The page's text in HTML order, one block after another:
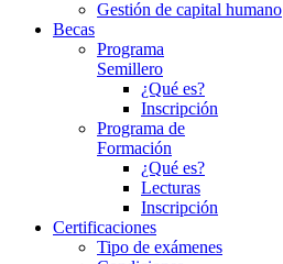
Gestión de capital humano
Becas
Programa
Semillero
¿Qué es?
Inscripción
Programa de
Formación
¿Qué es?
Lecturas
Inscripción
Certificaciones
Tipo de exámenes